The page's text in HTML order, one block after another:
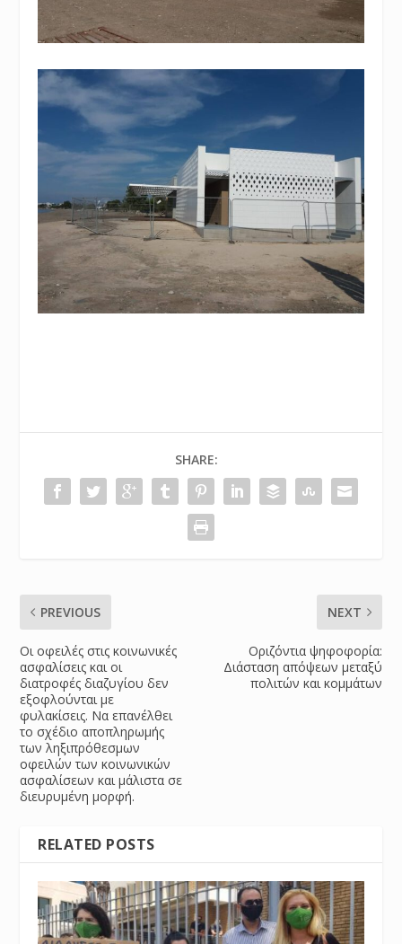
SHARE:
PREVIOUS
Οι οφειλές στις κοινωνικές
ασφαλίσεις και οι
διατροφές διαζυγίου δεν
εξοφλούνται με
φυλακίσεις. Να επανέλθει
το σχέδιο αποπληρωμής
των ληξιπρόθεσμων
οφειλών των κοινωνικών
ασφαλίσεων και μάλιστα σε
διευρυμένη μορφή.
NEXT
Οριζόντια ψηφοφορία:
Διάσταση απόψεων μεταξύ
πολιτών και κομμάτων
RELATED POSTS